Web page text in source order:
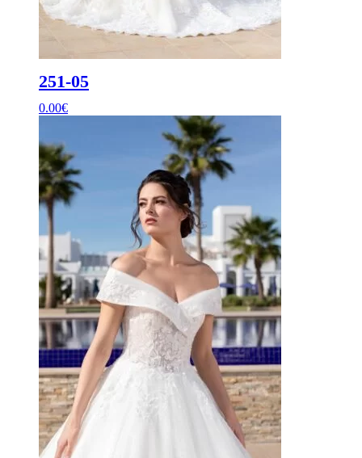
251-05
0.00€